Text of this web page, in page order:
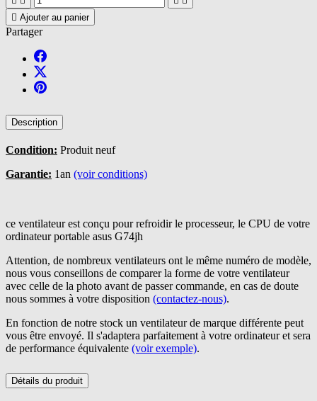
 Ajouter au panier
Partager
Description
Condition: Produit neuf
Garantie: 1an (voir conditions)
ce ventilateur est conçu pour refroidir le processeur, le CPU de votre
ordinateur portable asus G74jh
Attention, de nombreux ventilateurs ont le même numéro de modèle,
nous vous conseillons de comparer la forme de votre ventilateur
avec celle de la photo avant de passer commande, en cas de doute
nous sommes à votre disposition (contactez-nous).
En fonction de notre stock un ventilateur de marque différente peut
vous être envoyé. Il s'adaptera parfaitement à votre ordinateur et sera
de performance équivalente (voir exemple).
Détails du produit